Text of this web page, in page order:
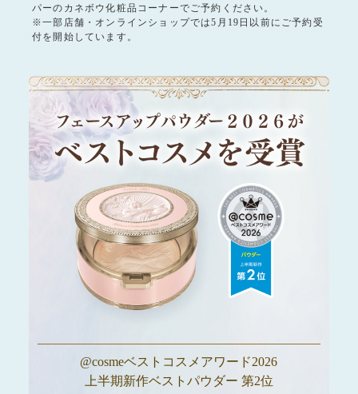
パーのカネボウ化粧品コーナーでご予約ください。
※一部店舗・オンラインショップでは5月19日以前にご予約受
付を開始しています。​
@cosmeベストコスメアワード2026
上半期新作ベストパウダー 第2位